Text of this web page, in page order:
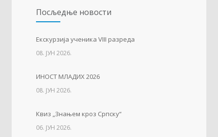
01. ФЕБРУАР 2023.
Тесла позива на квиз
14. АПРИЛ 2021.
Свјетски дан вода
Посљедњe новости
Eкскурзија ученика VIII разреда
08. ЈУН 2026.
ИНОСТ МЛАДИХ 2026
08. ЈУН 2026.
Квиз „Знањем кроз Српску“
06. ЈУН 2026.